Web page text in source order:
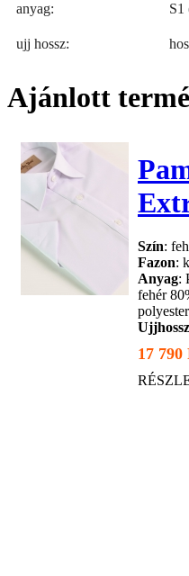
anyag: S1
ujj hossz:
Ajánlott
Szín:
Fazon:
Anyag:
fehér
Ujjhossz
17 790